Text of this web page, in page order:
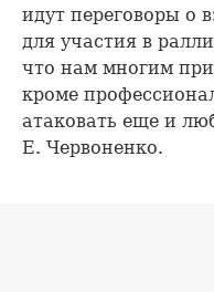
идут переговоры о
для участия в
что нам многим
кроме
атаковать еще и
Е. Червоненко.